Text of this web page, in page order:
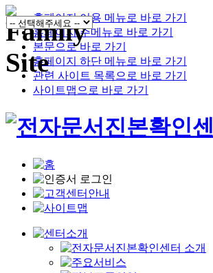
홈페이지 이용 메뉴로 바로 가기
홈페이지 주메뉴로 바로 가기
본문으로 바로 가기
홈페이지 하단 메뉴로 바로 가기
관련 사이트 목록으로 바로 가기
사이트맵으로 바로 가기